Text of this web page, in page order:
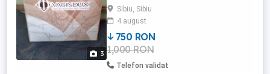
3
care studiile au demonstrat că sunt
eficiente pentru îmbunătățirea circulației,
stimularea celulară și regenerare. Ce este
terapia Vasindux PEMF? PEMF este un
acronim pentru Câmp Electromagnetic
Pulsat (Pulsed Electro-Magnetic ...
Sibiu, Sibiu
4 august
750 RON
1,000 RON
Telefon validat